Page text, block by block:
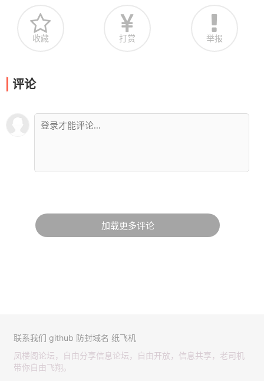
收藏 打赏 举报
评论
加载更多评论
联系我们 github 防封域名 纸飞机
凤楼阁论坛，自由分享信息论坛，自由开放，信息共享，老司机
带你自由飞翔。